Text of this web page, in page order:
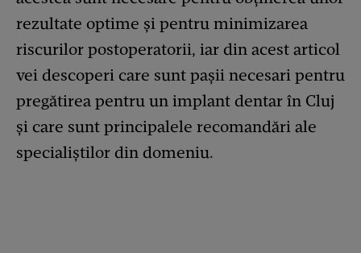
rezultate optime și pentru minimizarea
riscurilor postoperatorii, iar din acest articol
vei descoperi care sunt pașii necesari pentru
pregătirea pentru un implant dentar în Cluj
și care sunt principalele recomandări ale
specialiștilor din domeniu.